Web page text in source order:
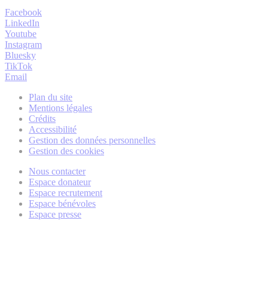
Facebook
LinkedIn
Youtube
Instagram
Bluesky
TikTok
Email
Plan du site
Mentions légales
Crédits
Accessibilité
Gestion des données personnelles
Gestion des cookies
Nous contacter
Espace donateur
Espace recrutement
Espace bénévoles
Espace presse